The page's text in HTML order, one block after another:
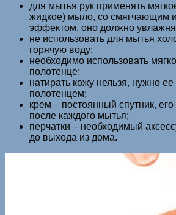
для мытья рук применять
жидкое) мыло, со смягчающим
эффектом, оно должно
не использовать для мытья
горячую воду;
необходимо использовать
полотенце;
натирать кожу нельзя, нужно
полотенцем;
крем – постоянный спутник,
после каждого мытья;
перчатки – необходимый
до выхода из дома.